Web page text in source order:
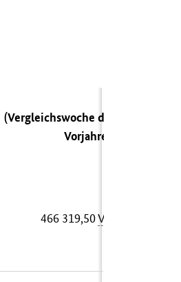
(Vergleichswoche des
Vorjahres)
466 319,50VM